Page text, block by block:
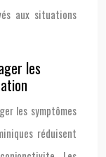
aux situations
les
les symptômes
réduisent